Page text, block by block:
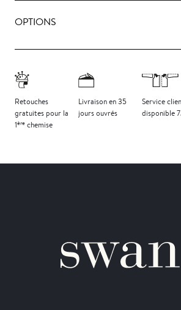
OPTIONS
Retouches
gratuites pour la
1ère chemise
Livraison en 35
jours ouvrés
Service
disponible